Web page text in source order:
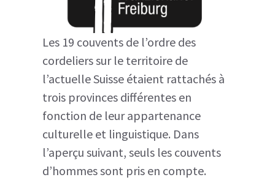
Les 19 couvents de l’ordre des
cordeliers sur le territoire de
l’actuelle Suisse étaient rattachés à
trois provinces différentes en
fonction de leur appartenance
culturelle et linguistique. Dans
l’aperçu suivant, seuls les couvents
d’hommes sont pris en compte.